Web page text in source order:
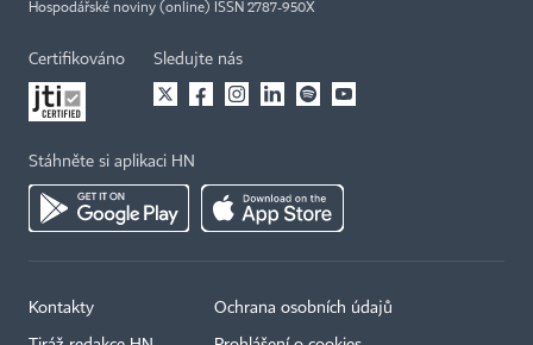
Hospodářské noviny (online) ISSN 2787-950X
Certifikováno Sledujte nás
Stáhněte si aplikaci HN
Kontakty Ochrana osobních údajů